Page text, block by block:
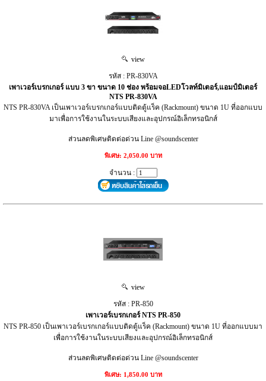
view
รหัส : PR-830VA
เพาเวอร์เบรกเกอร์ แบบ 3 ขา ขนาด 10 ช่อง พร้อมจอLEDโวลท์มิเตอร์,แอมป์มิเตอร์
NTS PR-830VA
NTS PR-830VA เป็นเพาเวอร์เบรกเกอร์แบบติดตู้แร็ค (Rackmount) ขนาด 1U ที่ออกแบบ
มาเพื่อการใช้งานในระบบเสียงและอุปกรณ์อิเล็กทรอนิกส์
ส่วนลดพิเศษติดต่อด่วน Line @soundscenter
พิเศษ: 2,050.00 บาท
จำนวน :
view
รหัส : PR-850
เพาเวอร์เบรกเกอร์ NTS PR-850
NTS PR-850 เป็นเพาเวอร์เบรกเกอร์แบบติดตู้แร็ค (Rackmount) ขนาด 1U ที่ออกแบบมา
เพื่อการใช้งานในระบบเสียงและอุปกรณ์อิเล็กทรอนิกส์
ส่วนลดพิเศษติดต่อด่วน Line @soundscenter
พิเศษ: 1,850.00 บาท